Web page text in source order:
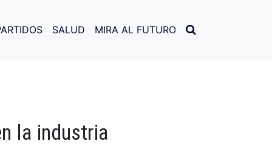
SALUD MIRA AL FUTURO
la industria